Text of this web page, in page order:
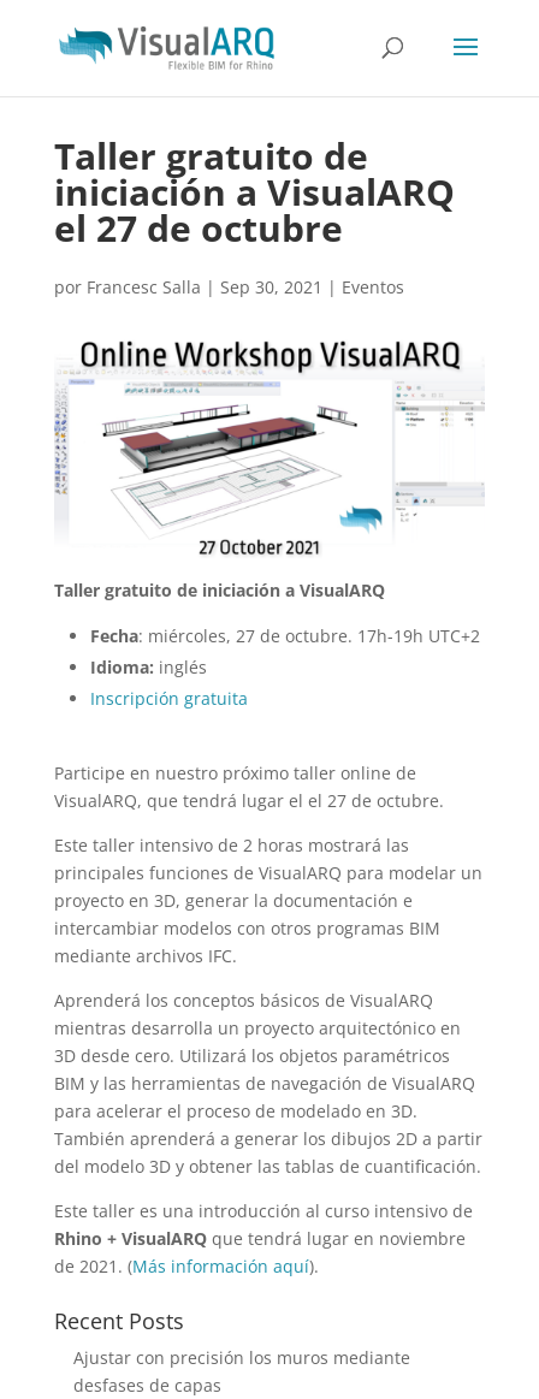
Taller gratuito de
iniciación a VisualARQ
el 27 de octubre
por Francesc Salla | Sep 30, 2021 | Eventos
Taller gratuito de iniciación a VisualARQ
Fecha: miércoles, 27 de octubre. 17h-19h UTC+2
Idioma: inglés
Inscripción gratuita
Participe en nuestro próximo taller online de
VisualARQ, que tendrá lugar el el 27 de octubre.
Este taller intensivo de 2 horas mostrará las
principales funciones de VisualARQ para modelar un
proyecto en 3D, generar la documentación e
intercambiar modelos con otros programas BIM
mediante archivos IFC.
Aprenderá los conceptos básicos de VisualARQ
mientras desarrolla un proyecto arquitectónico en
3D desde cero. Utilizará los objetos paramétricos
BIM y las herramientas de navegación de VisualARQ
para acelerar el proceso de modelado en 3D.
También aprenderá a generar los dibujos 2D a partir
del modelo 3D y obtener las tablas de cuantificación.
Este taller es una introducción al curso intensivo de
Rhino + VisualARQque tendrá lugar en noviembre
de 2021. (Más información aquí).
Recent Posts
Ajustar con precisión los muros mediante
desfases de capas